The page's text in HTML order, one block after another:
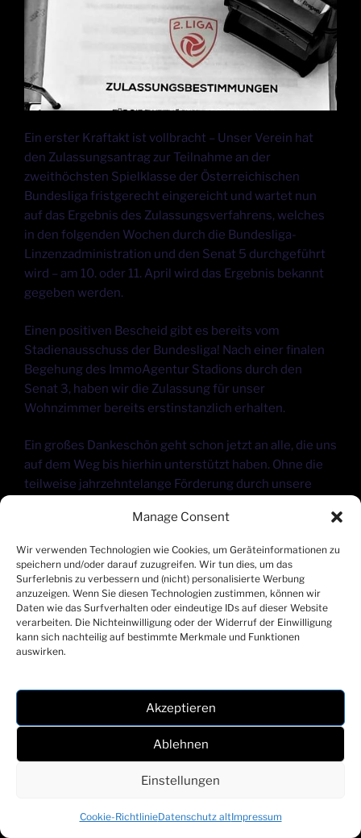
Manage Consent
Wir verwenden Technologien wie Cookies, um Geräteinformationen zu
speichern und/oder darauf zuzugreifen. Wir tun dies, um das
Surferlebnis zu verbessern und (nicht) personalisierte Werbung
anzuzeigen. Wenn Sie diesen Technologien zustimmen, können wir
Daten wie das Surfverhalten oder eindeutige IDs auf dieser Website
verarbeiten. Die Nichteinwilligung oder der Widerruf der Einwilligung
kann sich nachteilig auf bestimmte Merkmale und Funktionen
auswirken.
Akzeptieren
Ablehnen
Einstellungen
Cookie-RichtlinieDatenschutz altImpressum
Ein erster Kraftakt ist vollbracht – Unser Verein hat
den Zulassungsantrag zur Teilnahme an der
zweithöchsten Spielklasse der Österreichischen
Bundesliga fristgerecht eingereicht und wartet nun
auf das Ergebnis des Zulassungsverfahrens, welches
in den folgenden Wochen durch die Bundesliga-
Linzenzadministration und den Senat 5 durchgeführt
wird – am 10. oder 11. April wird das Ergebnis bekannt
gegeben werden.
Einen positiven Bescheid gibt es bereits vom
Stadienausschuss der Bundesliga! Nach einer finalen
Begehung des ImmoAgentur Stadions durch den
Senat 3, haben wir die Zulassung für unser
Wohnzimmer bereits erstinstanzlich erhalten.
Ein großes Dankeschön geht schon jetzt an alle, die uns
auf dem Weg bis hierhin unterstützt haben. Ohne die
teilweise jahrzehntelange Förderung durch unsere
Schwarz Weiß Bregenz unmöglich gewesen, diesen
den zuständigen Mitarbeitern der Stadt (vom Bauamt
bis zur Stadtgärtnerei). Für alle stellvertretend genannt
seien unser Bürgermeister Michael Ritsch und
Sportstadtrat Michael Felder.
Wir zählen in den kommenden Wochen und Monaten